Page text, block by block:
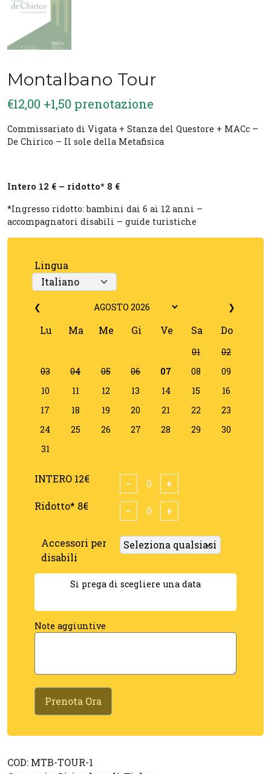
Montalbano Tour
€12,00 +1,50 prenotazione
Commissariato di Vigata + Stanza del Questore + MACc –
De Chirico – Il sole della Metafisica
Intero 12 € – ridotto* 8 €
*Ingresso ridotto: bambini dai 6 ai 12 anni –
accompagnatori disabili – guide turistiche
Lingua
❮ ❯
Lu Ma Me Gi Ve Sa Do
01
02
03
04 05 06 07 08
09
10
11 12 13 14 15
16
17
18 19 20 21 22
23
24
25 26 27 28 29
30
31
INTERO 12€ −
+
Ridotto* 8€
− +
Accessori per
disabili
Si prega di scegliere una data
Note aggiuntive
Prenota Ora
COD: MTB-TOUR-1